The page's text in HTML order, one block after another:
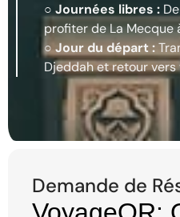
○ Journées libres :
profiter de La Mecque
○Jour du départ :
Djeddah et retour vers
Demande de